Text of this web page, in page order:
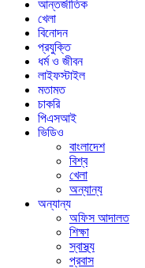
আন্তর্জাতিক
খেলা
বিনোদন
প্রযুক্তি
ধর্ম ও জীবন
লাইফস্টাইল
মতামত
চাকরি
পিএসআই
ভিডিও
বাংলাদেশ
বিশ্ব
খেলা
অন্যান্য
অন্যান্য
অফিস আদালত
শিক্ষা
স্বাস্থ্য
প্রবাস